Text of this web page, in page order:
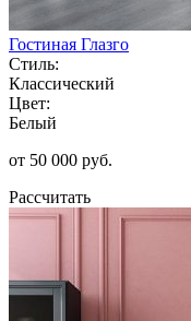
Гостиная Глазго
Стиль:
Классический
Цвет:
Белый
от 50 000 руб.
Рассчитать